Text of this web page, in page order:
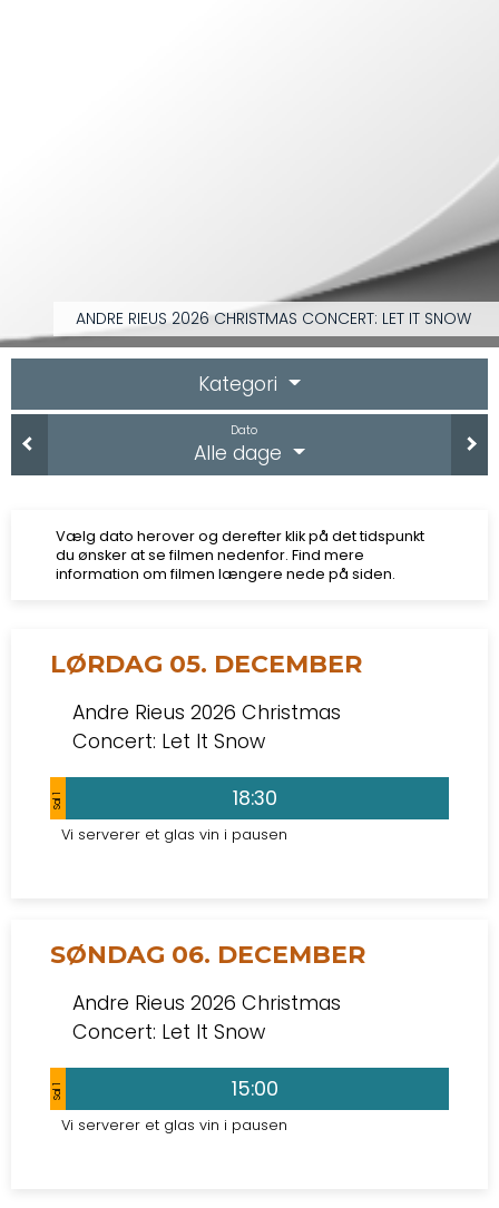
ANDRE RIEUS 2026 CHRISTMAS CONCERT: LET IT SNOW
Kategori
Dato
Alle dage
Vælg dato herover og derefter klik på det tidspunkt
du ønsker at se filmen nedenfor. Find mere
information om filmen længere nede på siden.
LØRDAG 05. DECEMBER
Andre Rieus 2026 Christmas
Concert: Let It Snow
Sal 1 18:30
Vi serverer et glas vin i pausen
SØNDAG 06. DECEMBER
Andre Rieus 2026 Christmas
Concert: Let It Snow
Sal 1 15:00
Vi serverer et glas vin i pausen